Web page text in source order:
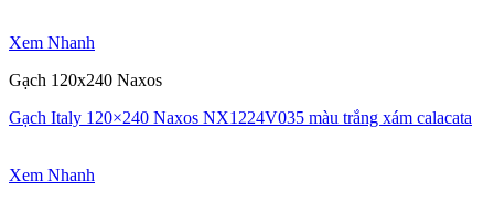
Xem Nhanh
Gạch 120x240 Naxos
Gạch Italy 120×240 Naxos NX1224V035 màu trắng xám calacata
Xem Nhanh